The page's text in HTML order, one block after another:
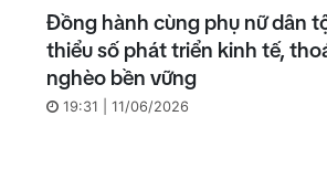
Đồng hành cùng phụ nữ dân
thiểu số phát triển kinh tế,
nghèo bền vững
19:31 | 11/06/2026